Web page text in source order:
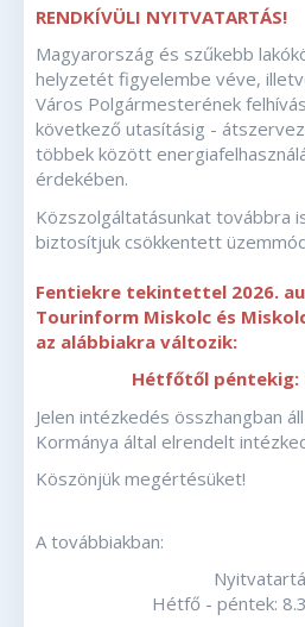
RENDKÍVÜLI NYITVATARTÁS!
Magyarország és szűkebb
helyzetét figyelembe véve,
Város Polgármesterének
következő utasításig -
többek között
érdekében.
Közszolgáltatásunkat továbbra
biztosítjuk csökkentett
Fentiekre tekintettel 2026.
Tourinform Miskolc és
az alábbiakra változik:
Hétfőtől péntekig:
Jelen intézkedés összhangban
Kormánya által elrendelt
Köszönjük megértésüket!
A továbbiakban:
Hétfő - péntek: